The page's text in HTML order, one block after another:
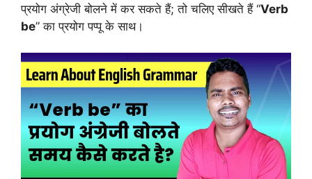
प्रयोग अंग्रेजी बोलने में कर सकते हैं; तो चलिए सीखते हैं “Verb
be” का प्रयोग पप्पू के साथ।